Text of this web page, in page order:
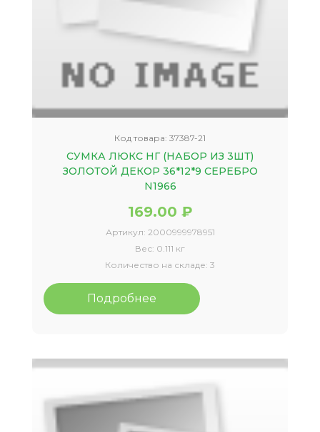
Код товара: 37387-21
СУМКА ЛЮКС НГ (НАБОР ИЗ 3ШТ)
ЗОЛОТОЙ ДЕКОР 36*12*9 СЕРЕБРО
N1966
169.00 ₽
Артикул: 2000999978951
Вес: 0.111 кг
Количество на складе: 3
Подробнее